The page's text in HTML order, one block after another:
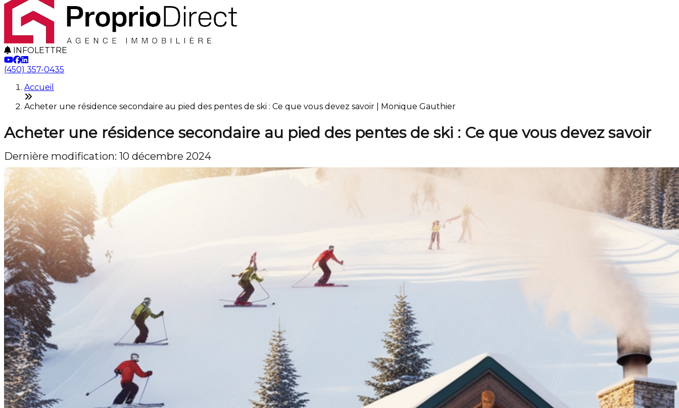
INFOLETTRE
(450) 357-0435
Accueil
Acheter une résidence secondaire au pied des pentes de ski : Ce que vous devez savoir | Monique Gauthier
Acheter une résidence secondaire au pied des pentes de ski : Ce que vous devez savoir
Dernière modification: 10 décembre 2024